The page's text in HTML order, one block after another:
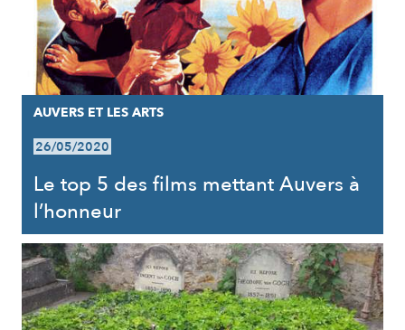
AUVERS ET LES ARTS
26/05/2020
Le top 5 des films mettant Auvers à
l’honneur